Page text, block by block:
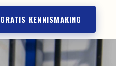
GRATIS KENNISMAKING